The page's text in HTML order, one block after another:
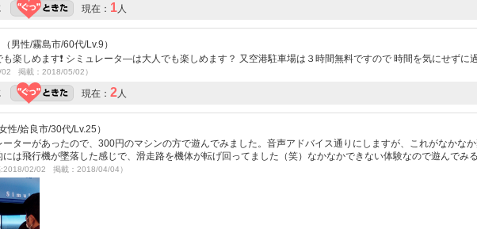
現在： 1人
男性/霧島市/60代/Lv.9）
楽しめます❗ シミュレータ―は大人でも楽しめます？ 又空港駐車場は３時間無料ですので 時間を気にせずに
02 掲載：2018/05/02）
現在： 2人
性/姶良市/30代/Lv.25）
ーターがあったので、300円のマシンの方で遊んでみました。音声アドバイス通りにしますが、これがなかなか
は飛行機が墜落した感じで、滑走路を機体が転げ回ってました（笑）なかなかできない体験なので遊んでみ
:2018/02/02 掲載：2018/04/04）